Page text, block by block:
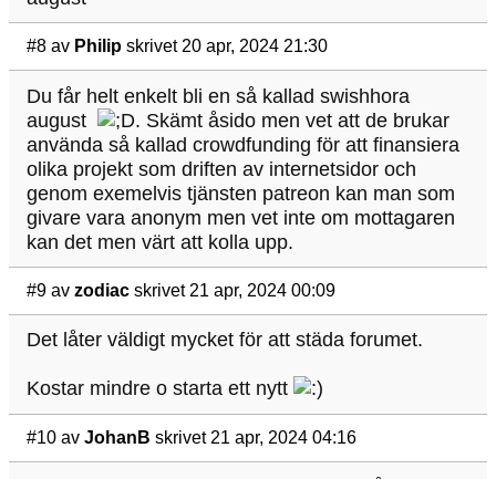
#8 av Philip skrivet 20 apr, 2024 21:30
Du får helt enkelt bli en så kallad swishhora
august
. Skämt åsido men vet att de brukar
använda så kallad crowdfunding för att finansiera
olika projekt som driften av internetsidor och
genom exemelvis tjänsten patreon kan man som
givare vara anonym men vet inte om mottagaren
kan det men värt att kolla upp.
#9 av zodiac skrivet 21 apr, 2024 00:09
Det låter väldigt mycket för att städa forumet.
Kostar mindre o starta ett nytt
#10 av JohanB skrivet 21 apr, 2024 04:16